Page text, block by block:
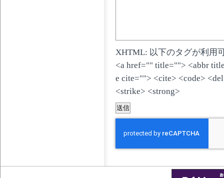
XHTML: 以下のタグが利用
<a href="" title=""> <abbr
e cite=""> <cite> <code>
<strike> <strong>